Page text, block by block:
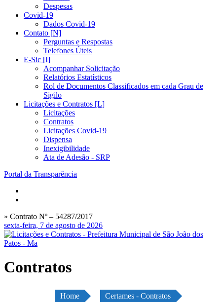
Despesas
Covid-19
Dados Covid-19
Contato [N]
Perguntas e Respostas
Telefones Úteis
E-Sic [I]
Acompanhar Solicitação
Relatórios Estatísticos
Rol de Documentos Classificados em cada Grau de
Sigilo
Licitações e Contratos [L]
Licitações
Contratos
Licitações Covid-19
Dispensa
Inexigibilidade
Ata de Adesão - SRP
Portal da Transparência
» Contrato Nº – 54287/2017
sexta-feira, 7 de agosto de 2026
Contratos
Home
Certames - Contratos